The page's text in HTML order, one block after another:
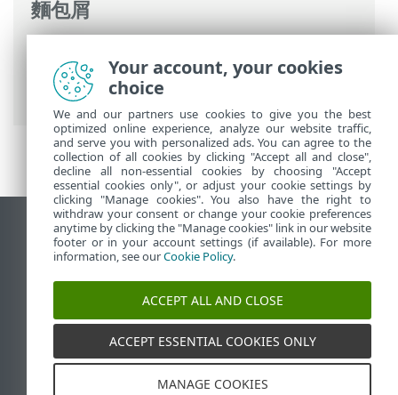
麵包屑
ESET PROTECT>ESET PROTECT 主功能表>
其他> 排除
檢視桌面網站
End of Life
ESET 知識庫
ESET Status Portal
Your account, your cookies
choice
We and our partners use cookies to give you the best
optimized online experience, analyze our website traffic,
and serve you with personalized ads. You can agree to the
collection of all cookies by clicking "Accept all and close",
decline all non-essential cookies by choosing "Accept
essential cookies only", or adjust your cookie settings by
clicking "Manage cookies". You also have the right to
withdraw your consent or change your cookie preferences
anytime by clicking the "Manage cookies" link in our website
footer or in your account settings (if available). For more
information, see ourCookie Policy.
ACCEPT ALL AND CLOSE
ACCEPT ESSENTIAL COOKIES ONLY
MANAGE COOKIES